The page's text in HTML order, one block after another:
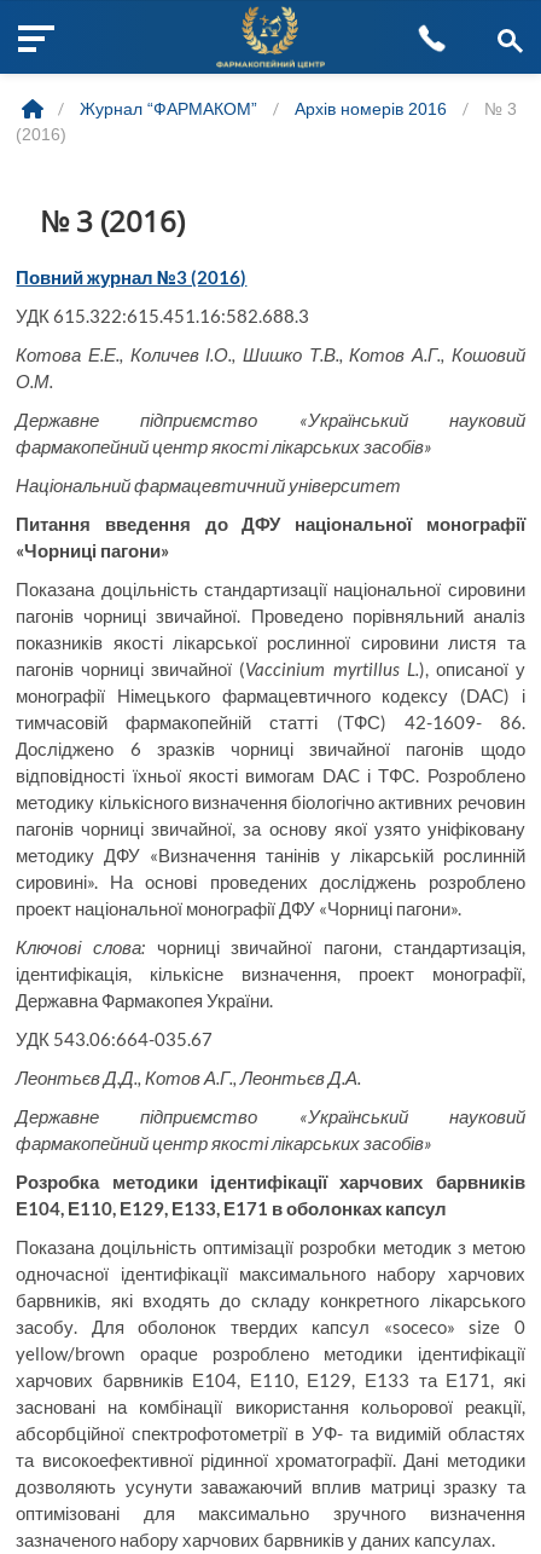
content
M
e
n
u
n
/ Журнал “ФАРМАКОМ” / Архів номерів 2016 /
№ 3
(2016)
№ 3 (2016)
Повний журнал №3 (2016)
УДК 615.322:615.451.16:582.688.3
Котова Е.Е., Количев І.О., Шишко Т.В., Котов А.Г., Кошовий
О.М.
Державне підприємство «Український науковий
фармакопейний центр якості лікарських засобів»
Національний фармацевтичний університет
Питання введення до ДФУ національної монографії
«Чорниці пагони»
Показана доцільність стандартизації національної сировини
пагонів чорниці звичайної. Проведено порівняльний аналіз
показників якості лікарської рослинної сировини листя та
пагонів чорниці звичайної (Vaccinium myrtillus L.), описаної у
монографії Німецького фармацевтичного кодексу (DAC) і
тимчасовій фармакопейній статті (ТФС) 42-1609- 86.
Досліджено 6 зразків чорниці звичайної пагонів щодо
відповідності їхньої якості вимогам DAC і ТФС. Розроблено
методику кількісного визначення біологічно активних речовин
пагонів чорниці звичайної, за основу якої узято уніфіковану
методику ДФУ «Визначення танінів у лікарській рослинній
сировині». На основі проведених досліджень розроблено
проект національної монографії ДФУ «Чорниці пагони».
Ключові слова: чорниці звичайної пагони, стандартизація,
ідентифікація, кількісне визначення, проект монографії,
Державна Фармакопея України.
УДК 543.06:664-035.67
Леонтьєв Д.Д., Котов А.Г., Леонтьєв Д.А.
Державне підприємство «Український науковий
фармакопейний центр якості лікарських засобів»
Розробка методики ідентифікації харчових барвників
Е104, Е110, Е129, Е133, Е171 в оболонках капсул
Показана доцільність оптимізації розробки методик з метою
одночасної ідентифікації максимального набору харчових
барвників, які входять до складу конкретного лікарського
засобу. Для оболонок твердих капсул «soceco» size 0
yellow/brown opaque розроблено методики ідентифікації
харчових барвників Е104, Е110, Е129, Е133 та Е171, які
засновані на комбінації використання кольорової реакції,
абсорбційної спектрофотометрії в УФ- та видимій областях
та високоефективної рідинної хроматографії. Дані методики
дозволяють усунути заважаючий вплив матриці зразку та
оптимізовані для максимально зручного визначення
зазначеного набору харчових барвників у даних капсулах.